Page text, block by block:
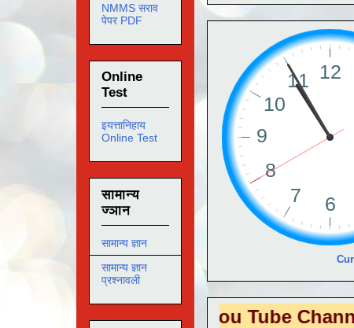
EDUTECHया You Tube Channel लाभेट
NMMS सराव
पेपर PDF
Online
Test
इयत्तानिहाय
Online Test
सामान्य
ज्ञान
सामान्य ज्ञान
सामान्य ज्ञान
प्रश्नावली